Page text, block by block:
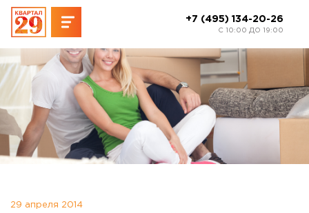
+7 (495) 134-20-26
C 10:00 ДО 19:00
29 апреля 2014